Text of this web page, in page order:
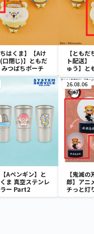
ちはくま】【Aけ
口閉じ)】ともだ
みつばちポーチ
【とも
ト配送】
ゅう】と
ばちポー
【Aペンギン】と
ま 真空ステンレ
ー Part2
26.08.06
【鬼滅
郎】アニ
チっと灯
郎・胡蝶